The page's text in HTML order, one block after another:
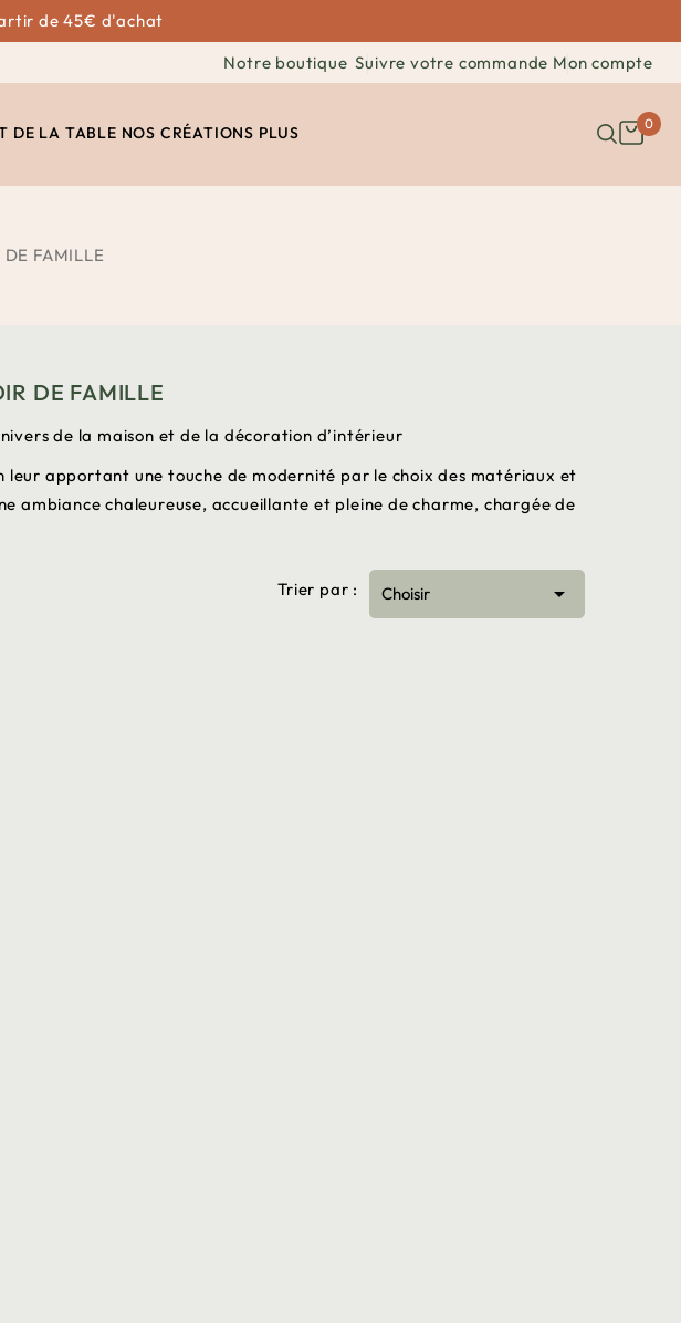
de 45€ d'achat
Notre boutique Suivre votre commande Mon compte
DE LA TABLE NOS CRÉATIONS PLUS 0
FAMILLE
DE FAMILLE
de la maison et de la décoration d’intérieur
leur apportant une touche de modernité par le choix des matériaux et
ambiance chaleureuse, accueillante et pleine de charme, chargée de
Trier par : Choisir 